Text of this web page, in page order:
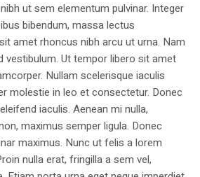
ut sem elementum pulvinar. Integer
bibendum, massa lectus
amet rhoncus nibh arcu ut urna. Nam
vestibulum. Ut tempor libero sit amet
Nullam scelerisque iaculis
molestie in leo et consectetur. Donec
iaculis. Aenean mi nulla,
maximus semper ligula. Donec
maximus. Nunc ut felis a lorem
nulla erat, fringilla a sem vel,